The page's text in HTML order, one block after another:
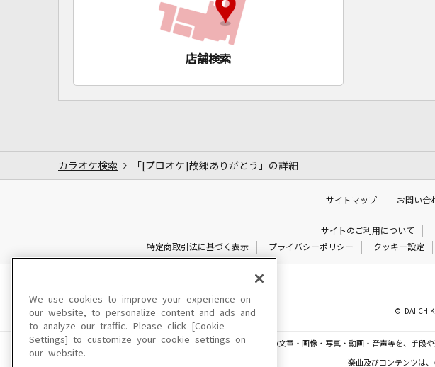
店舗検索
カラオケ検索 「[プロオケ]故郷ありがとう」の詳細
サイトマップ お問い合
サイトのご利用について
特定商取引法に基づく表示
プライバシーポリシー クッキー設定
©
このサイトに掲載されている一切の文章・画像・写真・動画・音声等を、手段
楽曲及びコンテンツは
We use cookies to improve your experience on
our website, to personalize content and ads and
to analyze our traffic. Please click [Cookie
Settings] to customize your cookie settings on
our website.